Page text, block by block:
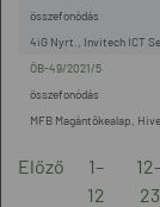
4iG Nyrt., Invitech ICT
összefonódás
ÖB-49/2021/5
MFB Magántőkealap,
összefonódás
Előző
1–
12
23